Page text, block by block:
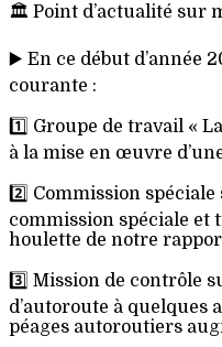
🏛️ Point d’actualité sur
▶️ En ce début d’année
courante :
1️⃣ Groupe de travail «
à la mise en œuvre
2️⃣ Commission
commission spéciale et
houlette de notre
3️⃣ Mission de contrôle
d’autoroute à quelques
péages autoroutiers